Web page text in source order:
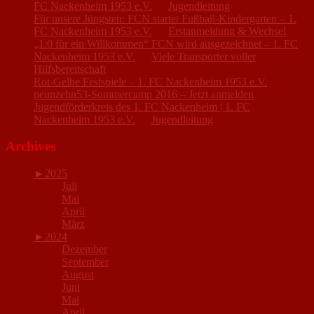
FC Nackenheim 1953 e.V.
Jugendleitung
Für unsere Jüngsten: FCN startet Fußball-Kindergarten – 1.
FC Nackenheim 1953 e.V.
Erstanmeldung & Wechsel
„1:0 für ein Willkommen“ FCN wird ausgezeichnet – 1. FC
Nackenheim 1953 e.V.
Viele Transporter voller
Hilfsbereitschaft
Rot-Gelbe Festspiele – 1. FC Nackenheim 1953 e.V.
neunzehn53-Sommercamp 2016 – Jetzt anmelden
Jugendförderkreis des 1. FC Nackenheim | 1. FC
Nackenheim 1953 e.V.
Jugendleitung
Archives
► 2025
Juli
Mai
April
März
► 2024
Dezember
September
August
Juni
Mai